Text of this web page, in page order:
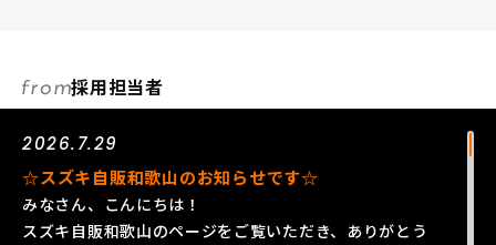
採用担当者
2026.7.29
☆スズキ自販和歌山のお知らせです☆
みなさん、こんにちは！
スズキ自販和歌山のページをご覧いただき、ありがとう